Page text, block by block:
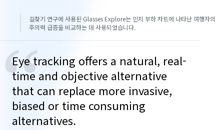
길찾기 연구에 사용된 Glasses Explore는 인지 부하 차트에 나타난 여행자의
주의력 급증을 비교하는 데 사용되었습니다.
“
Eye tracking offers a natural, real-
time and objective alternative
that can replace more invasive,
biased or time consuming
alternatives.